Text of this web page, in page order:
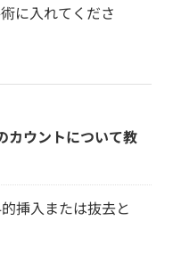
に入れてくださ
カウントについて教
挿入または抜去と